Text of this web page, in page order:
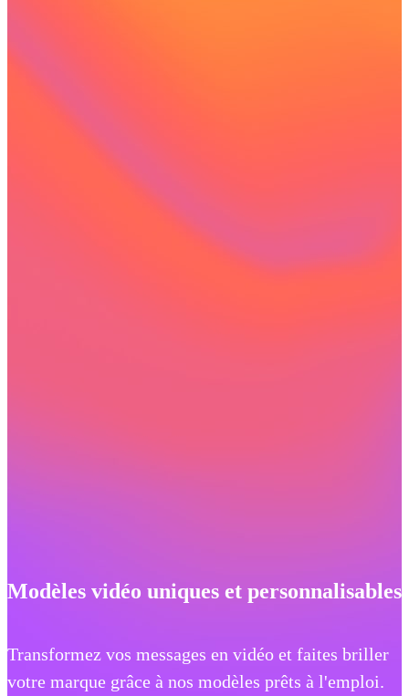
Modèles vidéo uniques et personnalisables
Transformez vos messages en vidéo et faites briller
votre marque grâce à nos modèles prêts à l'emploi.